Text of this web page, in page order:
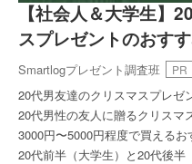
【社会人＆大学生】
スプレゼントのおす
Smartlogプレゼント調査班 PR
20代男友達のクリスマスプレゼ
20代男性の友人に贈るクリスマ
3000円〜5000円程度で買えるお
20代前半（大学生）と20代後